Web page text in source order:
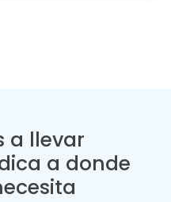
a llevar
a donde